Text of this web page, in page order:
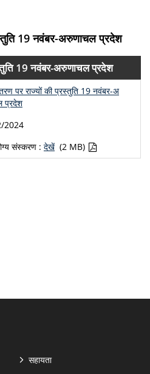
19 नवंबर-अरुणाचल प्रदेश
19 नवंबर-अरुणाचल प्रदेश
पर राज्यों की प्रस्तुति 19 नवंबर-अ
प्रदेश
2024
संस्करण : देखें (2 MB)
सहायता